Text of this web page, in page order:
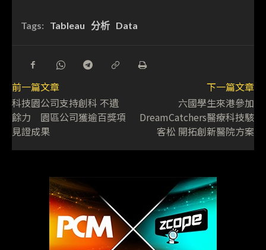
Tags: Tableau 分析 Data
前一篇文章
科技園公司支持創科 不遺
餘力 園區公司獲逾百獎項
見證成果
下一篇文章
六國學生來港參加
DreamCatchers醫療科技駭
客松 開拓創新醫院方案